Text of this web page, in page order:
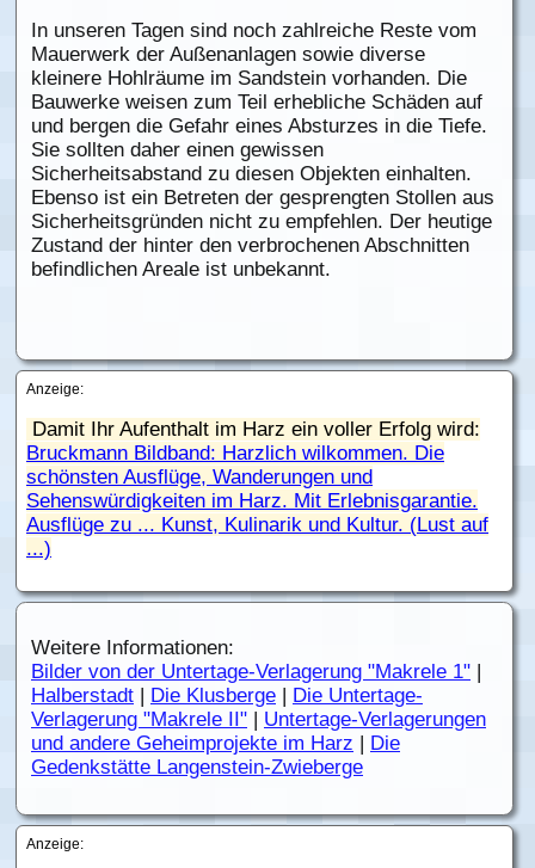
In unseren Tagen sind noch zahlreiche Reste vom
Mauerwerk der Außenanlagen sowie diverse
kleinere Hohlräume im Sandstein vorhanden. Die
Bauwerke weisen zum Teil erhebliche Schäden auf
und bergen die Gefahr eines Absturzes in die Tiefe.
Sie sollten daher einen gewissen
Sicherheitsabstand zu diesen Objekten einhalten.
Ebenso ist ein Betreten der gesprengten Stollen aus
Sicherheitsgründen nicht zu empfehlen. Der heutige
Zustand der hinter den verbrochenen Abschnitten
befindlichen Areale ist unbekannt.
Anzeige:
Damit Ihr Aufenthalt im Harz ein voller Erfolg wird:
Bruckmann Bildband: Harzlich wilkommen. Die
schönsten Ausflüge, Wanderungen und
Sehenswürdigkeiten im Harz. Mit Erlebnisgarantie.
Ausflüge zu ... Kunst, Kulinarik und Kultur. (Lust auf
...)
Weitere Informationen:
Bilder von der Untertage-Verlagerung "Makrele 1"
Halberstadt
Die Klusberge
Die Untertage-
Verlagerung "Makrele II"
Untertage-Verlagerungen
und andere Geheimprojekte im Harz
Die
Gedenkstätte Langenstein-Zwieberge
Anzeige: